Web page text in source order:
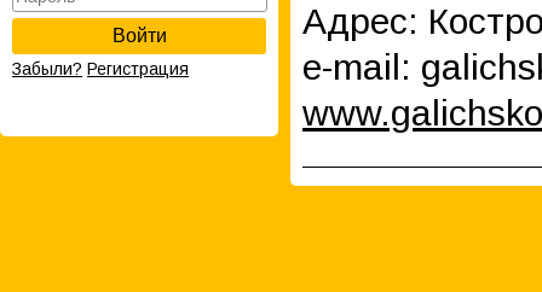
Войти
Забыли? Регистрация
Адрес:
e-mail: